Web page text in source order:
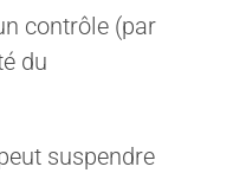
contrôle (par
du
suspendre